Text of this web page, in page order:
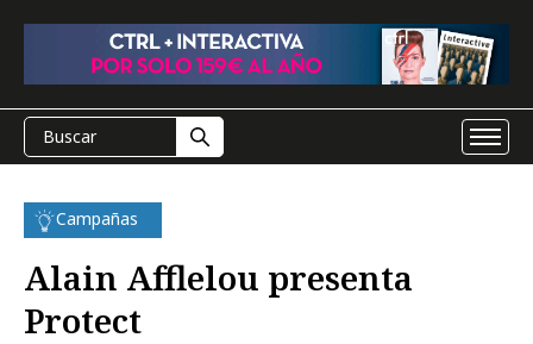
Campañas
Alain Afflelou presenta
Protect